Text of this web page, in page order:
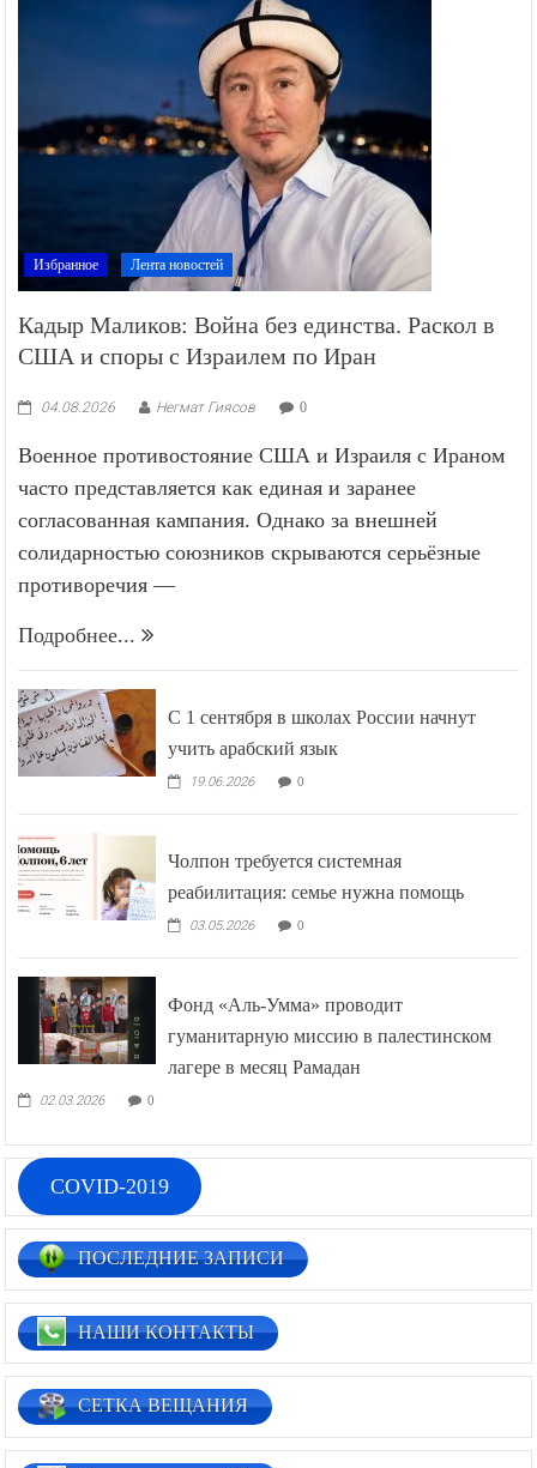
Избранное Лента новостей
Кадыр Маликов: Война без единства. Раскол в
США и споры с Израилем по Иран
04.08.2026 Негмат Гиясов 0
Военное противостояние США и Израиля с Ираном
часто представляется как единая и заранее
согласованная кампания. Однако за внешней
солидарностью союзников скрываются серьёзные
противоречия —
Подробнее...
С 1 сентября в школах России начнут
учить арабский язык
19.06.2026 0
Чолпон требуется системная
реабилитация: семье нужна помощь
03.05.2026 0
Фонд «Аль-Умма» проводит
гуманитарную миссию в палестинском
лагере в месяц Рамадан
02.03.2026 0
COVID-2019
ПОСЛЕДНИЕ ЗАПИСИ
НАШИ КОНТАКТЫ
СЕТКА ВЕЩАНИЯ